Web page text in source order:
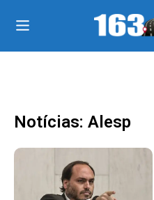
Notícias: Alesp